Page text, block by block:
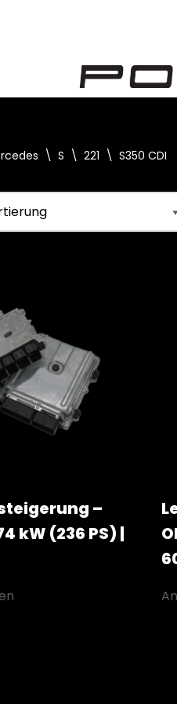
\ S \ 221 \ S350 CDI
–
kW (236 PS) |